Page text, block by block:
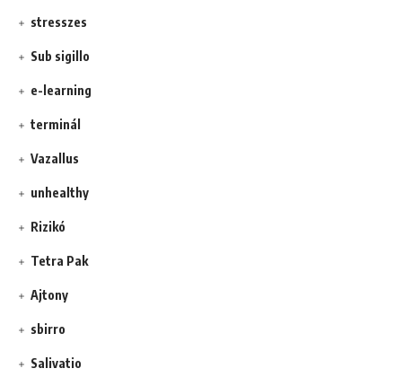
stresszes
Sub sigillo
e-learning
terminál
Vazallus
unhealthy
Rizikó
Tetra Pak
Ajtony
sbirro
Salivatio